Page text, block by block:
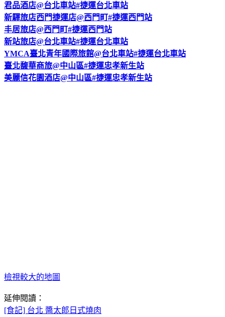
君品酒店@台北車站#捷運台北車站
新驛旅店西門捷運店@西門町#捷運西門站
丰居旅店@西門町#捷運西門站
新站旅店@台北車站#捷運台北車站
YMCA臺北青年國際旅館@台北車站#捷運台北車站
臺北馥華商旅@中山區#捷運忠孝新生站
美麗信花園酒店@中山區#捷運忠孝新生站
檢視較大的地圖
延伸閱讀：
[食記] 台北 醬太郎日式燒肉